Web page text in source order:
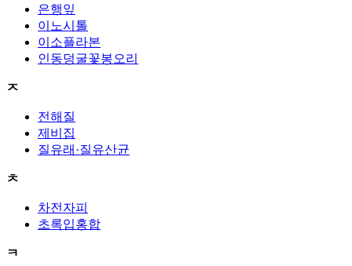
은행잎
이노시톨
이소플라본
인동덩굴꽃봉오리
ㅈ
전해질
제비집
질유래·질유산균
ㅊ
차전자피
초록입홍합
ㅋ